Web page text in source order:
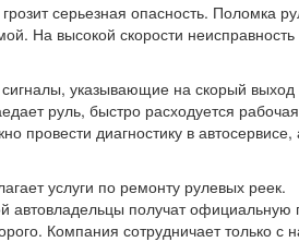
серьезная опасность. Поломка
На высокой скорости неисправность
указывающие на скорый выход
руль, быстро расходуется
провести диагностику в автосервисе,
услуги по ремонту рулевых реек.
автовладельцы получат официальную
Компания сотрудничает только с